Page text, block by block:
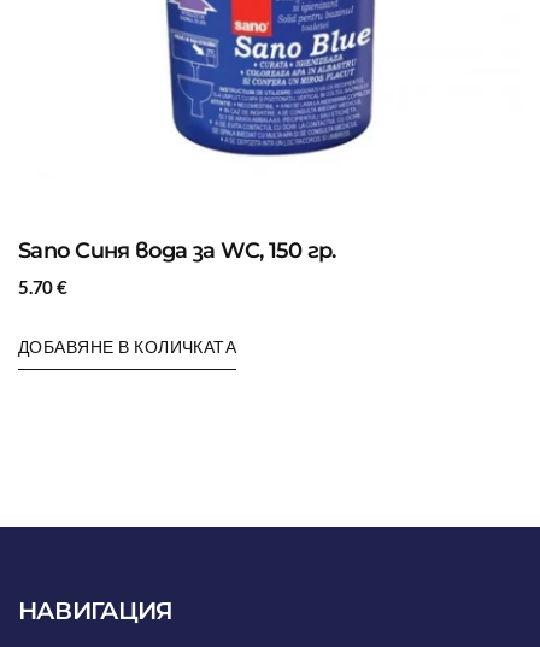
Sano Синя вода за WC, 150 гр.
5.70€
ДОБАВЯНЕ В КОЛИЧКАТА
НАВИГАЦИЯ